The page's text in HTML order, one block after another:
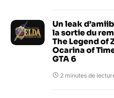
Un leak
la sortie du
The Legend of
Ocarina of
GTA 6
2 minutes de